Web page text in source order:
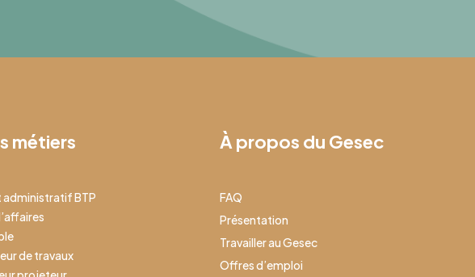
métiers
administratif BTP
de travaux
À propos du Gesec
FAQ
Présentation
Travailler au Gesec
Offres d’emploi